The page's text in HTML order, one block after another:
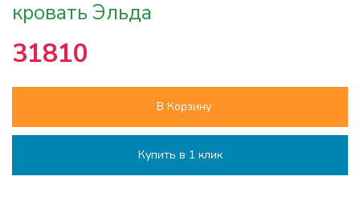
кровать Эльда
31810
В Корзину
Купить в 1 клик